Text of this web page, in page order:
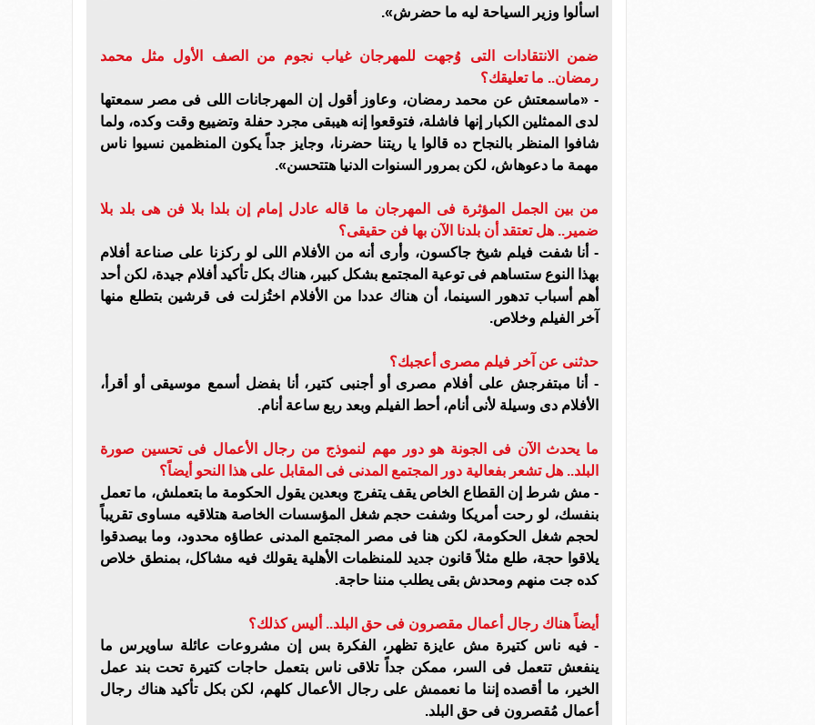
اسألوا وزير السياحة ليه ما حضرش».
ضمن الانتقادات التى وُجهت للمهرجان غياب نجوم من الصف الأول مثل محمد
رمضان.. ما تعليقك؟
- «ماسمعتش عن محمد رمضان، وعاوز أقول إن المهرجانات اللى فى مصر سمعتها
لدى الممثلين الكبار إنها فاشلة، فتوقعوا إنه هيبقى مجرد حفلة وتضييع وقت وكده، ولما
شافوا المنظر بالنجاح ده قالوا يا ريتنا حضرنا، وجايز جداً يكون المنظمين نسيوا ناس
مهمة ما دعوهاش، لكن بمرور السنوات الدنيا هتتحسن».
من بين الجمل المؤثرة فى المهرجان ما قاله عادل إمام إن بلدا بلا فن هى بلد بلا
ضمير.. هل تعتقد أن بلدنا الآن بها فن حقيقى؟
- أنا شفت فيلم شيخ جاكسون، وأرى أنه من الأفلام اللى لو ركزنا على صناعة أفلام
بهذا النوع ستساهم فى توعية المجتمع بشكل كبير، هناك بكل تأكيد أفلام جيدة، لكن أحد
أهم أسباب تدهور السينما، أن هناك عددا من الأفلام اختُزلت فى قرشين بتطلع منها
آخر الفيلم وخلاص.
حدثنى عن آخر فيلم مصرى أعجبك؟
- أنا مبتفرجش على أفلام مصرى أو أجنبى كتير، أنا بفضل أسمع موسيقى أو أقرأ،
الأفلام دى وسيلة لأنى أنام، أحط الفيلم وبعد ربع ساعة أنام.
ما يحدث الآن فى الجونة هو دور مهم لنموذج من رجال الأعمال فى تحسين صورة
البلد.. هل تشعر بفعالية دور المجتمع المدنى فى المقابل على هذا النحو أيضاً؟
- مش شرط إن القطاع الخاص يقف يتفرج وبعدين يقول الحكومة ما بتعملش، ما تعمل
بنفسك، لو رحت أمريكا وشفت حجم شغل المؤسسات الخاصة هتلاقيه مساوى تقريباً
لحجم شغل الحكومة، لكن هنا فى مصر المجتمع المدنى عطاؤه محدود، وما بيصدقوا
يلاقوا حجة، طلع مثلاً قانون جديد للمنظمات الأهلية يقولك فيه مشاكل، بمنطق خلاص
كده جت منهم ومحدش بقى يطلب مننا حاجة.
أيضاً هناك رجال أعمال مقصرون فى حق البلد.. أليس كذلك؟
- فيه ناس كتيرة مش عايزة تظهر، الفكرة بس إن مشروعات عائلة ساويرس ما
ينفعش تتعمل فى السر، ممكن جداً تلاقى ناس بتعمل حاجات كتيرة تحت بند عمل
الخير، ما أقصده إننا ما نعممش على رجال الأعمال كلهم، لكن بكل تأكيد هناك رجال
أعمال مُقصرون فى حق البلد.